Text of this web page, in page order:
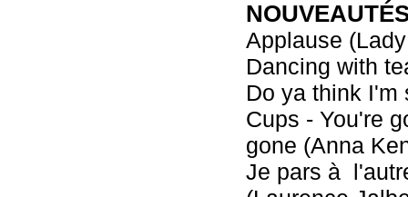
Applause
Dancing with
Do ya think I'm
Cups - You're
gone (Anna
Je pars à